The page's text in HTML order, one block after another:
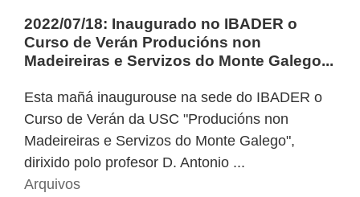
2022/07/18: Inaugurado no IBADER o
Curso de Verán Producións non
Madeireiras e Servizos do Monte Galego...
Esta mañá inaugurouse na sede do IBADER o
Curso de Verán da USC "Producións non
Madeireiras e Servizos do Monte Galego",
dirixido polo profesor D. Antonio ...
Arquivos